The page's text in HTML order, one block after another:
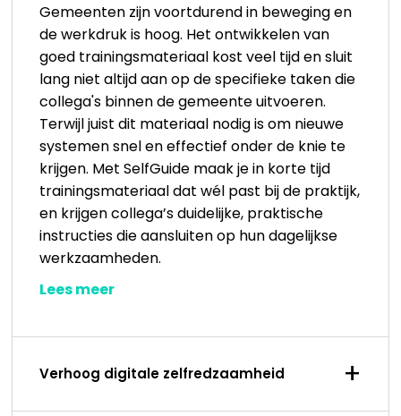
Gemeenten zijn voortdurend in beweging en
de werkdruk is hoog. Het ontwikkelen van
goed trainingsmateriaal kost veel tijd en sluit
lang niet altijd aan op de specifieke taken die
collega's binnen de gemeente uitvoeren.
Terwijl juist dit materiaal nodig is om nieuwe
systemen snel en effectief onder de knie te
krijgen. Met SelfGuide maak je in korte tijd
trainingsmateriaal dat wél past bij de praktijk,
en krijgen collega’s duidelijke, praktische
instructies die aansluiten op hun dagelijkse
werkzaamheden.
Lees meer
Verhoog digitale zelfredzaamheid +